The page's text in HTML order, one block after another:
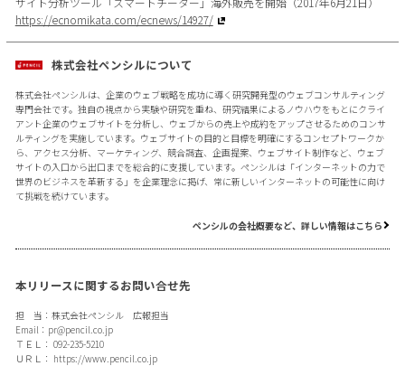
https://ecnomikata.com/ecnews/14927/
株式会社ペンシルについて
株式会社ペンシルは、企業のウェブ戦略を成功に導く研究開発型のウェブコンサルティング
専門会社です。独自の視点から実験や研究を重ね、研究結果によるノウハウをもとにクライ
アント企業のウェブサイトを分析し、ウェブからの売上や成約をアップさせるためのコンサ
ルティングを実施しています。ウェブサイトの目的と目標を明確にするコンセプトワークか
ら、アクセス分析、マーケティング、競合調査、企画提案、ウェブサイト制作など、ウェブ
サイトの入口から出口までを総合的に支援しています。ペンシルは「インターネットの力で
世界のビジネスを革新する」を企業理念に掲げ、常に新しいインターネットの可能性に向け
て挑戦を続けています。
ペンシルの会社概要など、詳しい情報はこちら
本リリースに関するお問い合せ先
担 当：株式会社ペンシル 広報担当
Email： pr@pencil.co.jp
ＴＥＬ： 092-235-5210
ＵＲＬ： https://www.pencil.co.jp